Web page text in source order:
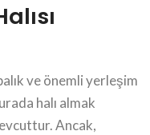
ve önemli yerleşim
halı almak
Ancak,